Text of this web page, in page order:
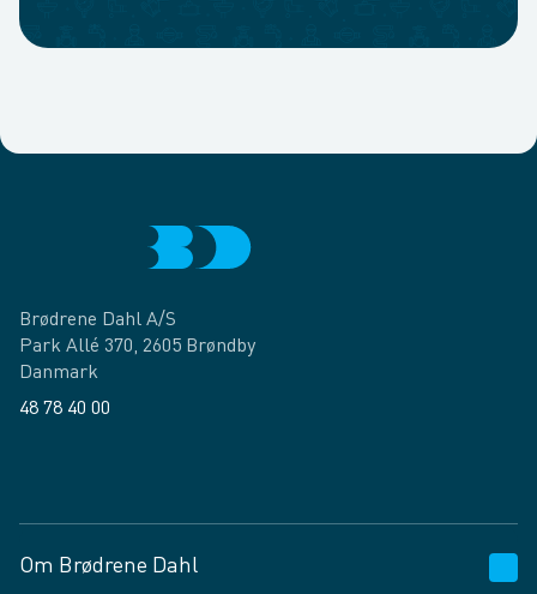
Brødrene Dahl A/S
Park Allé 370, 2605 Brøndby
Danmark
48 78 40 00
Om Brødrene Dahl